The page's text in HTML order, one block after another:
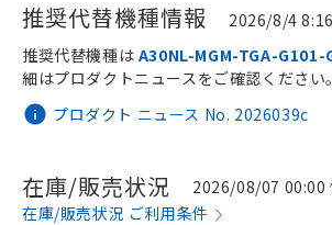
推奨代替機種情報 2026/8/4
プロダクト ニュース No. 2026039c
推奨代替機種は A30NL-MGM-TGA-G101-
細はプロダクトニュースをご確認ください。
在庫/販売状況
2026/08/07 00:00
在庫/販売状況 ご利用条件